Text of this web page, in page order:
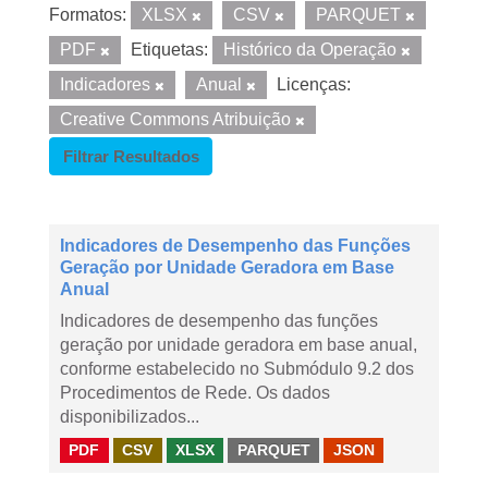
Formatos: XLSX CSV
PARQUET
PDF
Etiquetas:
Histórico da Operação
Indicadores
Anual
Licenças:
Creative Commons Atribuição
Filtrar Resultados
Indicadores de Desempenho das Funções
Geração por Unidade Geradora em Base
Anual
Indicadores de desempenho das funções
geração por unidade geradora em base anual,
conforme estabelecido no Submódulo 9.2 dos
Procedimentos de Rede. Os dados
disponibilizados...
PDF CSV XLSX PARQUET JSON